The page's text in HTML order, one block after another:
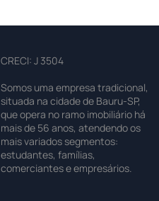
CRECI: J 3504
Somos uma empresa tradicional,
situada na cidade de Bauru-SP,
que opera no ramo imobiliário há
mais de 56 anos, atendendo os
mais variados segmentos:
estudantes, famílias,
comerciantes e empresários.